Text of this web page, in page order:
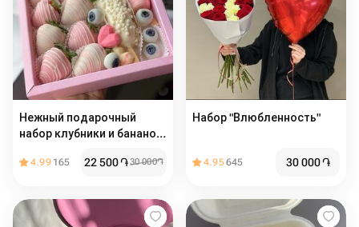
Нежный подарочный
набор клубники и бананов
4.99 165 22 500֏30 000֏
Набор "Влюбленность"
4.95645 30 000֏